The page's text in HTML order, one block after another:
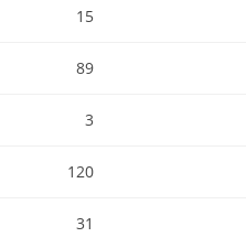
15
89
3
120
31